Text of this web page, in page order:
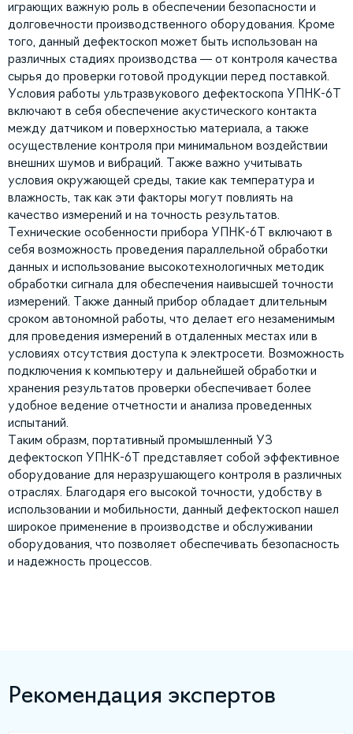
играющих важную роль в обеспечении безопасности и
долговечности производственного оборудования. Кроме
того, данный дефектоскоп может быть использован на
различных стадиях производства — от контроля качества
сырья до проверки готовой продукции перед поставкой.
Условия работы ультразвукового дефектоскопа УПНК-6Т
включают в себя обеспечение акустического контакта
между датчиком и поверхностью материала, а также
осуществление контроля при минимальном воздействии
внешних шумов и вибраций. Также важно учитывать
условия окружающей среды, такие как температура и
влажность, так как эти факторы могут повлиять на
качество измерений и на точность результатов.
Технические особенности прибора УПНК-6Т включают в
себя возможность проведения параллельной обработки
данных и использование высокотехнологичных методик
обработки сигнала для обеспечения наивысшей точности
измерений. Также данный прибор обладает длительным
сроком автономной работы, что делает его незаменимым
для проведения измерений в отдаленных местах или в
условиях отсутствия доступа к электросети. Возможность
подключения к компьютеру и дальнейшей обработки и
хранения результатов проверки обеспечивает более
удобное ведение отчетности и анализа проведенных
испытаний.
Таким образм, портативный промышленный УЗ
дефектоскоп УПНК-6Т представляет собой эффективное
оборудование для неразрушающего контроля в различных
отраслях. Благодаря его высокой точности, удобству в
использовании и мобильности, данный дефектоскоп нашел
широкое применение в производстве и обслуживании
оборудования, что позволяет обеспечивать безопасность
и надежность процессов.
Рекомендация экспертов